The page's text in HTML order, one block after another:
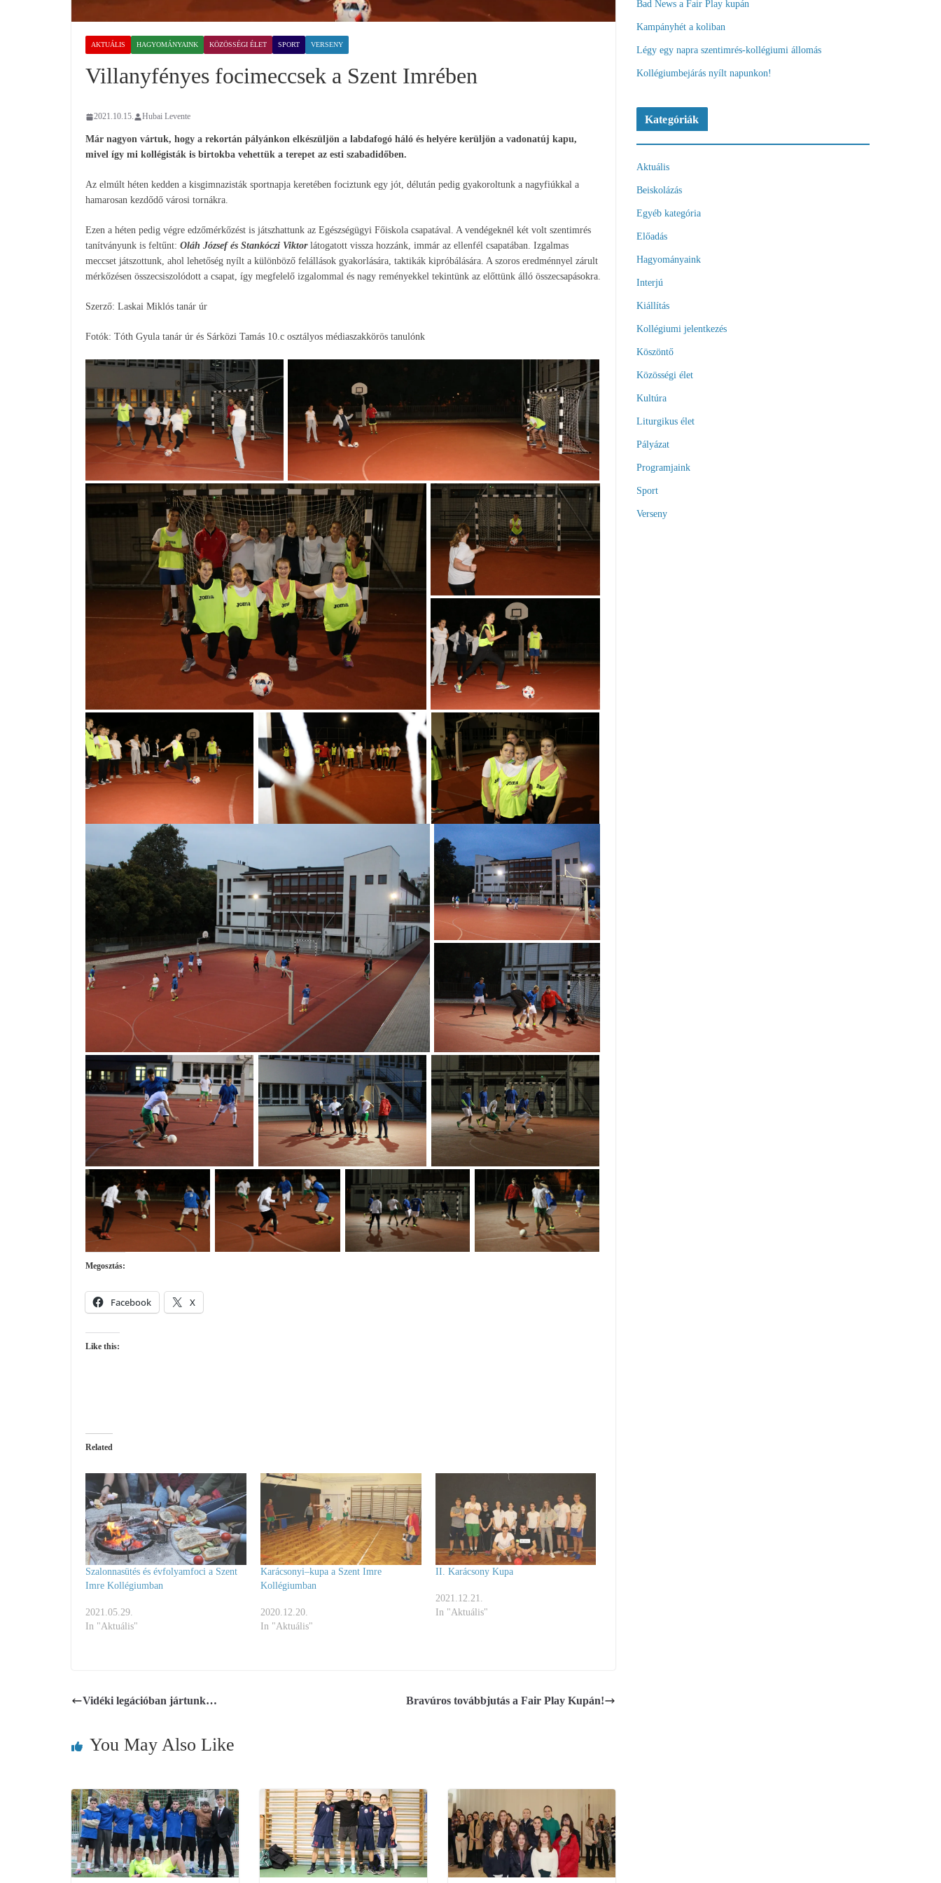
AKTUÁLIS HAGYOMÁNYAINK KÖZÖSSÉGI ÉLET SPORT VERSENY
Villanyfényes focimeccsek a Szent Imrében
2021.10.15. Hubai Levente
Már nagyon vártuk, hogy a rekortán pályánkon elkészüljön a labdafogó háló és helyére kerüljön a vadonatúj kapu,
mivel így mi kollégisták is birtokba vehettük a terepet az esti szabadidőben.
Az elmúlt héten kedden a kisgimnazisták sportnapja keretében fociztunk egy jót, délután pedig gyakoroltunk a nagyfiúkkal a
hamarosan kezdődő városi tornákra.
Ezen a héten pedig végre edzőmérkőzést is játszhattunk az Egészségügyi Főiskola csapatával. A vendégeknél két volt szentimrés
tanítványunk is feltűnt: Oláh József és Stankóczi Viktorlátogatott vissza hozzánk, immár az ellenfél csapatában. Izgalmas
meccset játszottunk, ahol lehetőség nyílt a különböző felállások gyakorlására, taktikák kipróbálására. A szoros eredménnyel zárult
mérkőzésen összecsiszolódott a csapat, így megfelelő izgalommal és nagy reményekkel tekintünk az előttünk álló összecsapásokra.
Szerző: Laskai Miklós tanár úr
Fotók: Tóth Gyula tanár úr és Sárközi Tamás 10.c osztályos médiaszakkörös tanulónk
Megosztás:
Facebook X
Like this:
Related
Szalonnasütés és évfolyamfoci a Szent
Imre Kollégiumban
2021.05.29.
In "Aktuális"
Karácsonyi–kupa a Szent Imre
Kollégiumban
2020.12.20.
In "Aktuális"
II. Karácsony Kupa
2021.12.21.
In "Aktuális"
Vidéki legációban jártunk… Bravúros továbbjutás a Fair Play Kupán!
You May Also Like
Bad News a Fair Play kupán
Kampányhét a koliban
Légy egy napra szentimrés-kollégiumi állomás
Kollégiumbejárás nyílt napunkon!
Kategóriák
Aktuális
Beiskolázás
Egyéb kategória
Előadás
Hagyományaink
Interjú
Kiállítás
Kollégiumi jelentkezés
Köszöntő
Közösségi élet
Kultúra
Liturgikus élet
Pályázat
Programjaink
Sport
Verseny